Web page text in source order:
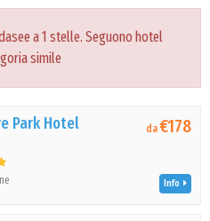
a 1 stelle. Seguono hotel
simile
Park Hotel
da€178
Info